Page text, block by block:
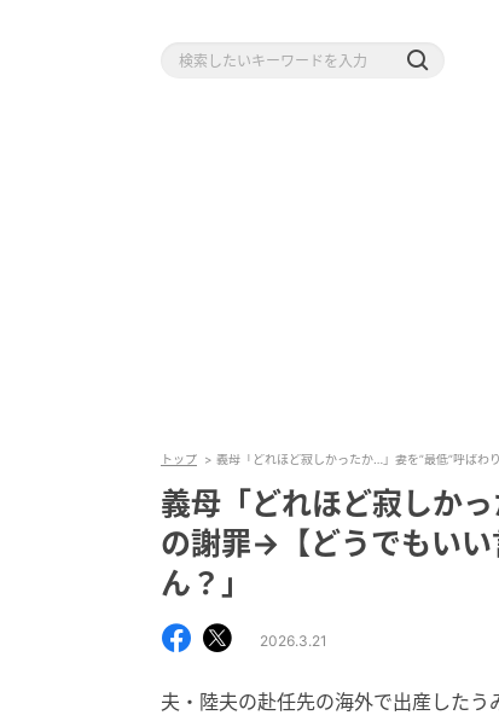
トップ 義母「どれほど寂しかったか…」妻を”最低”呼ばわ
義母「どれほど寂しか
の謝罪→【どうでもいい
ん？」
2026.3.21
夫・陸夫の赴任先の海外で出産したう